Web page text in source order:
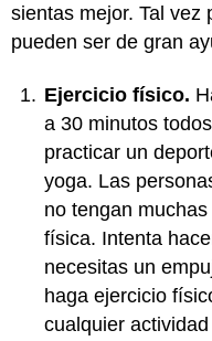
sientas mejor. Tal vez
pueden ser de gran
Ejercicio físico.
a 30 minutos
practicar un
yoga. Las
no tengan
física. Intenta
necesitas un
haga ejercicio
cualquier